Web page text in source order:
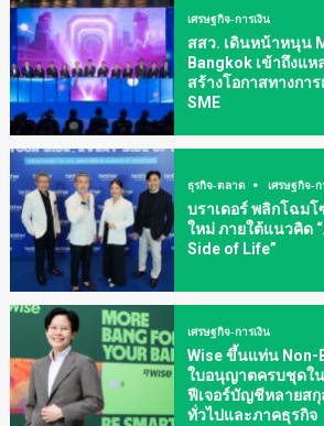
เศรษฐกิจ-การเงิน
สสว. เดินหน้าหนุน
Bangkok เข้าถึงแ
สร้างโอกาสทางกา
SME
ธุรกิจ-ตลาด เศรษฐกิจ-ก
บราเดอร์ พลิกโฉม
ใหม่ ภายใต้แนวคิด
Side of Life”
เศรษฐกิจ-การเงิน
Wise ขึ้นแท่น Non-
ใบอนุญาตครบชุดใน
ฟีเจอร์บัญชีหลายส
ทั่วไปและภาคธุรกิจ